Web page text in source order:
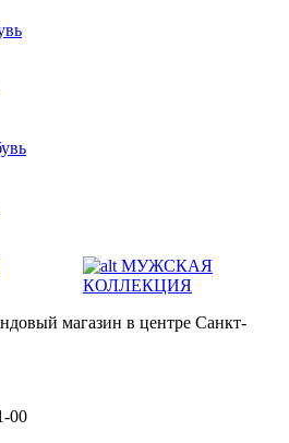
МУЖСКАЯ
КОЛЛЕКЦИЯ
магазин в центре Санкт-
00